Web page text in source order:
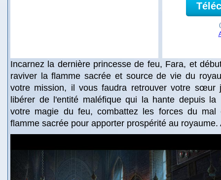
Incarnez la dernière princesse de feu, Fara, et
raviver la flamme sacrée et source de vie du
votre mission, il vous faudra retrouver votre sœur
libérer de l'entité maléfique qui la hante depuis la
votre magie du feu, combattez les forces du
flamme sacrée pour apporter prospérité au royaume.